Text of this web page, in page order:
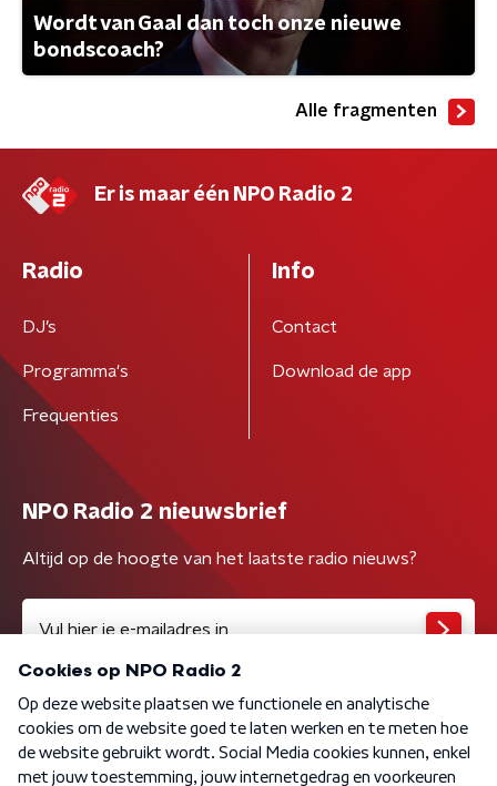
Wordt van Gaal dan toch onze nieuwe
bondscoach?
Alle fragmenten
Er is maar één NPO Radio 2
Radio
DJ’s
Programma's
Frequenties
Info
Contact
Download de app
NPO Radio 2 nieuwsbrief
Altijd op de hoogte van het laatste radio nieuws?
Algemene voorwaarden